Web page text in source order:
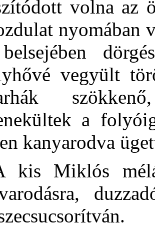
volna az
nyomában
vegyült
a
kanyarodva
kis Miklós